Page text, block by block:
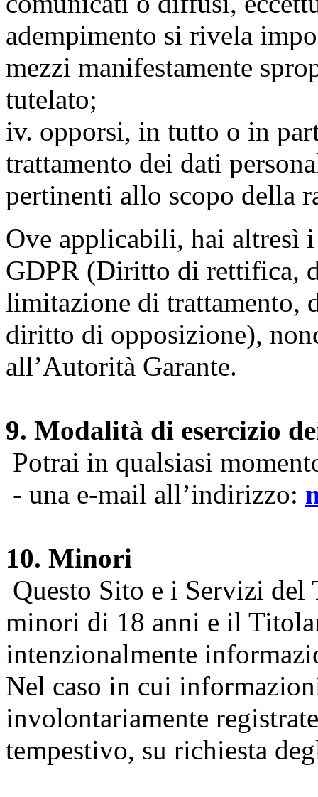
adempimento si rivela
mezzi manifestamente
tutelato;
iv. opporsi, in tutto o in
trattamento dei dati
pertinenti allo scopo della
Ove applicabili, hai
GDPR (Diritto di rettifica,
limitazione di trattamento,
diritto di opposizione),
all’Autorità Garante.
9. Modalità di esercizio
Potrai in qualsiasi
- una e-mail all’indirizzo:
10. Minori
Questo Sito e i Servizi del
minori di 18 anni e il
intenzionalmente
Nel caso in cui
involontariamente
tempestivo, su richiesta